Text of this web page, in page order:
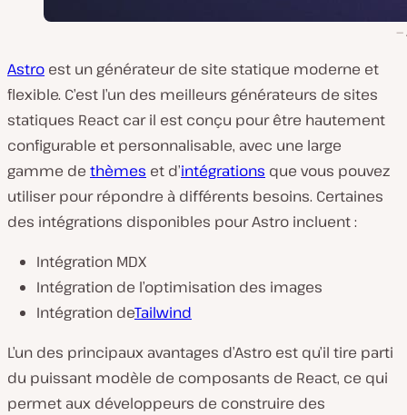
Astro est un générateur de site statique moderne et
flexible. C’est l’un des meilleurs générateurs de sites
statiques React car il est conçu pour être hautement
configurable et personnalisable, avec une large
gamme de thèmes et d’intégrations que vous pouvez
utiliser pour répondre à différents besoins. Certaines
des intégrations disponibles pour Astro incluent :
Intégration MDX
Intégration de l’optimisation des images
Intégration deTailwind
L’un des principaux avantages d’Astro est qu’il tire parti
du puissant modèle de composants de React, ce qui
permet aux développeurs de construire des